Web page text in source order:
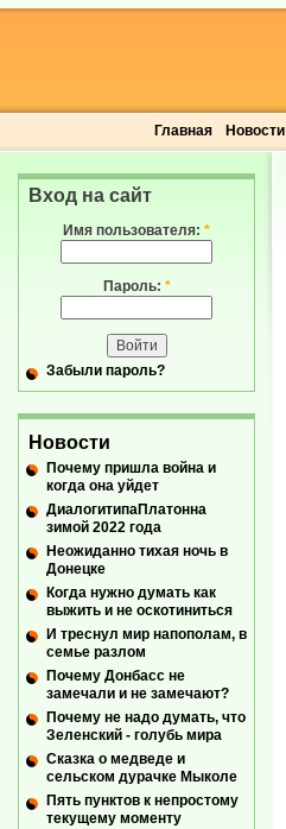
Главная Новости
Вход на сайт
Имя пользователя: *
Пароль: *
Забыли пароль?
Новости
Почему пришла война и
когда она уйдет
ДиалогитипаПлатонна
зимой 2022 года
Неожиданно тихая ночь в
Донецке
Когда нужно думать как
выжить и не оскотиниться
И треснул мир напополам, в
семье разлом
Почему Донбасс не
замечали и не замечают?
Почему не надо думать, что
Зеленский - голубь мира
Сказка о медведе и
сельском дурачке Мыколе
Пять пунктов к непростому
текущему моменту